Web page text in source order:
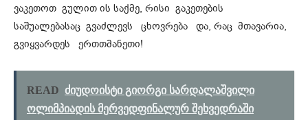
ვაკეთოთ გულით ის საქმე, რისი გაკეთების
საშუალებასაც გვაძლევს ცხოვრება და, რაც მთავარია,
გვიყვარდეს ერთთმანეთი!
READ ძიუდოისტი გიორგი სარდალაშვილი
ოლიმპიადის მერვედფინალურ შეხვედრაში